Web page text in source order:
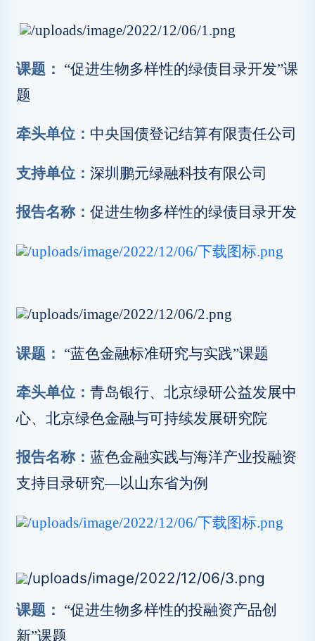
课题：
“促进生物多样性的绿债目录开发”课
题
牵头单位： 中央国债登记结算有限责任公司
支持单位： 深圳鹏元绿融科技有限公司
报告名称： 促进生物多样性的绿债目录开发
课题： “蓝色金融标准研究与实践”课题
牵头单位： 青岛银行、北京绿研公益发展中
心、北京绿色金融与可持续发展研究院
报告名称： 蓝色金融实践与海洋产业投融资
支持目录研究—以山东省为例
课题：
“促进生物多样性的投融资产品创
新”课题